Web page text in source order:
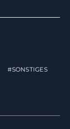
SONSTIGES